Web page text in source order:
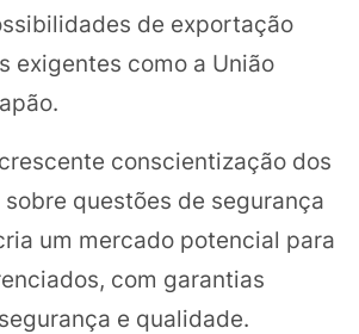
de exportação
exigentes como a União
conscientização dos
questões de segurança
um mercado potencial para
com garantias
e qualidade.